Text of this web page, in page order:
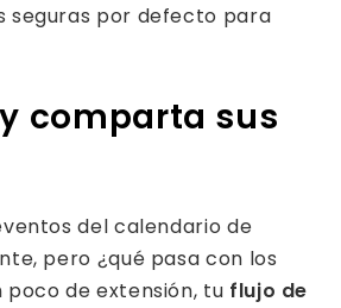
seguras por defecto para
comparta sus
del calendario de
pero ¿qué pasa con los
poco de extensión, tu flujo de